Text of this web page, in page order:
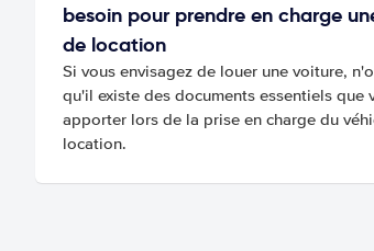
besoin pour prendre en charge
de location
Si vous envisagez de louer une voiture,
qu'il existe des documents essentiels que
apporter lors de la prise en charge du
location.